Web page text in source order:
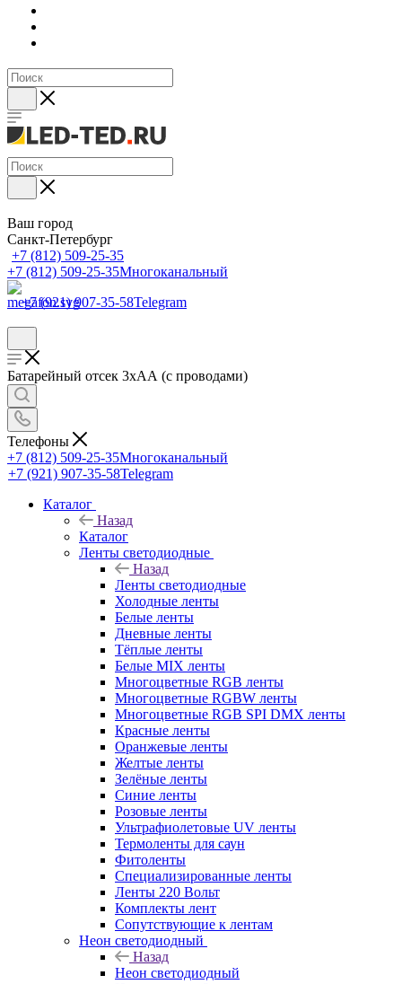
Ваш город
Санкт-Петербург
+7 (812) 509-25-35
+7 (812) 509-25-35Многоканальный
+7 (921) 907-35-58Telegram
Батарейный отсек 3хАА (с проводами)
Телефоны
+7 (812) 509-25-35Многоканальный
+7 (921) 907-35-58Telegram
Каталог
Назад
Каталог
Ленты светодиодные
Назад
Ленты светодиодные
Холодные ленты
Белые ленты
Дневные ленты
Тёплые ленты
Белые MIX ленты
Многоцветные RGB ленты
Многоцветные RGBW ленты
Многоцветные RGB SPI DMX ленты
Красные ленты
Оранжевые ленты
Желтые ленты
Зелёные ленты
Синие ленты
Розовые ленты
Ультрафиолетовые UV ленты
Термоленты для саун
Фитоленты
Специализированные ленты
Ленты 220 Вольт
Комплекты лент
Сопутствующие к лентам
Неон светодиодный
Назад
Неон светодиодный